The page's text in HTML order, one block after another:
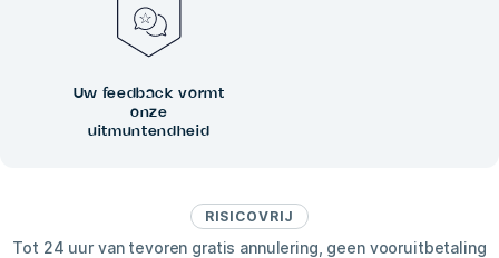
RISICOVRIJ
Tot 24 uur van tevoren gratis annulering, geen vooruitbetaling
Uw feedback vormt
onze
uitmuntendheid